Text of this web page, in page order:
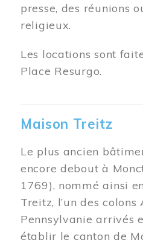
presse, des réunions
religieux.
Les locations sont
Place Resurgo.
Maison Treitz
Le plus ancien
encore debout à
1769), nommé ainsi
Treitz, l’un des
Pennsylvanie arrivés
établir le canton de